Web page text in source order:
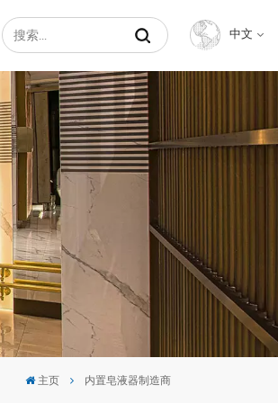
中文
Français
Español
عربي
主页 内置皂液器制造商